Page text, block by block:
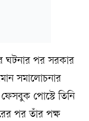
ঘটনার পর সরকার
সমালোচনার
পোস্টে তিনি
পর তাঁর পক্ষ